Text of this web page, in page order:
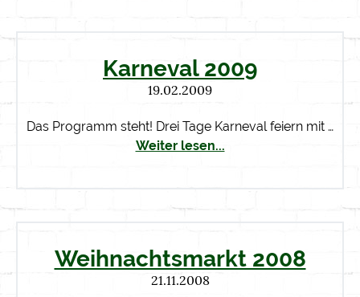
Karneval 2009
19.02.2009
Das Programm steht! Drei Tage Karneval feiern mit …
Weiter lesen...
Weihnachtsmarkt 2008
21.11.2008